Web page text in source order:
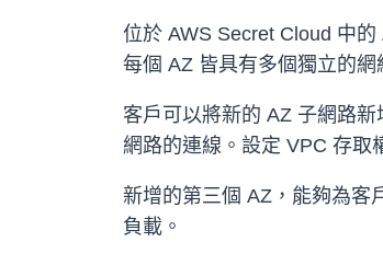
位於 AWS Secret Cloud 中
每個 AZ 皆具有多個獨立的網
客戶可以將新的 AZ 子網路
網路的連線。設定 VPC 存取
新增的第三個 AZ，能夠為客
負載。